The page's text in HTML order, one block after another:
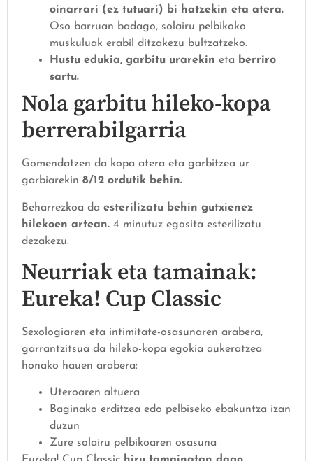
oinarrari (ez tutuari) bi hatzekin eta atera.
Oso barruan badago, solairu pelbikoko
muskuluak erabil ditzakezu bultzatzeko.
Hustu edukia, garbitu urarekin eta berriro
sartu.
Nola garbitu hileko-kopa
berrerabilgarria
Gomendatzen da kopa atera eta garbitzea ur
garbiarekin 8/12 ordutik behin.
Beharrezkoa da esterilizatu behin gutxienez
hilekoen artean. 4 minutuz egosita esterilizatu
dezakezu.
Neurriak eta tamainak:
Eureka! Cup Classic
Sexologiaren eta intimitate-osasunaren arabera,
garrantzitsua da hileko-kopa egokia aukeratzea
honako hauen arabera:
Uteroaren altuera
Baginako erditzea edo pelbiseko ebakuntza izan
duzun
Zure solairu pelbikoaren osasuna